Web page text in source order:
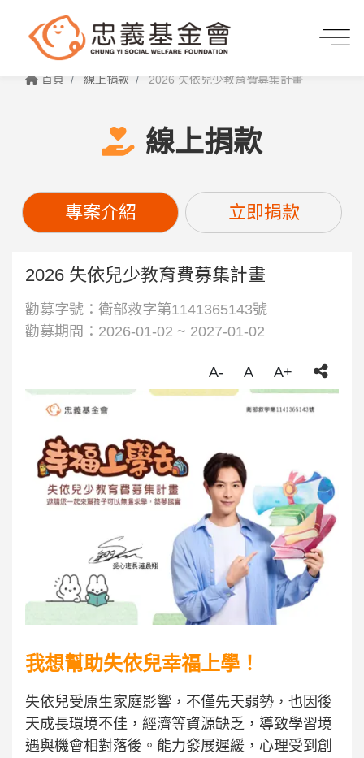
首頁 線上捐款 2026 失依兒少教育費募集計畫
線上捐款
專案介紹 立即捐款
2026 失依兒少教育費募集計畫
勸募字號：衛部救字第1141365143號
勸募期間：2026-01-02 ~ 2027-01-02
A- A A+
我想幫助失依兒幸福上學 ！
失依兒受原生家庭影響，不僅先天弱勢，也因後
天成長環境不佳，經濟等資源缺乏，導致學習境
遇與機會相對落後。能力發展遲緩，心理受到創